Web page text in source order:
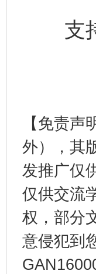
支持
【免责
外），其
发推广仅
仅供交流
权，部分
意侵犯到
东山县通报“牛